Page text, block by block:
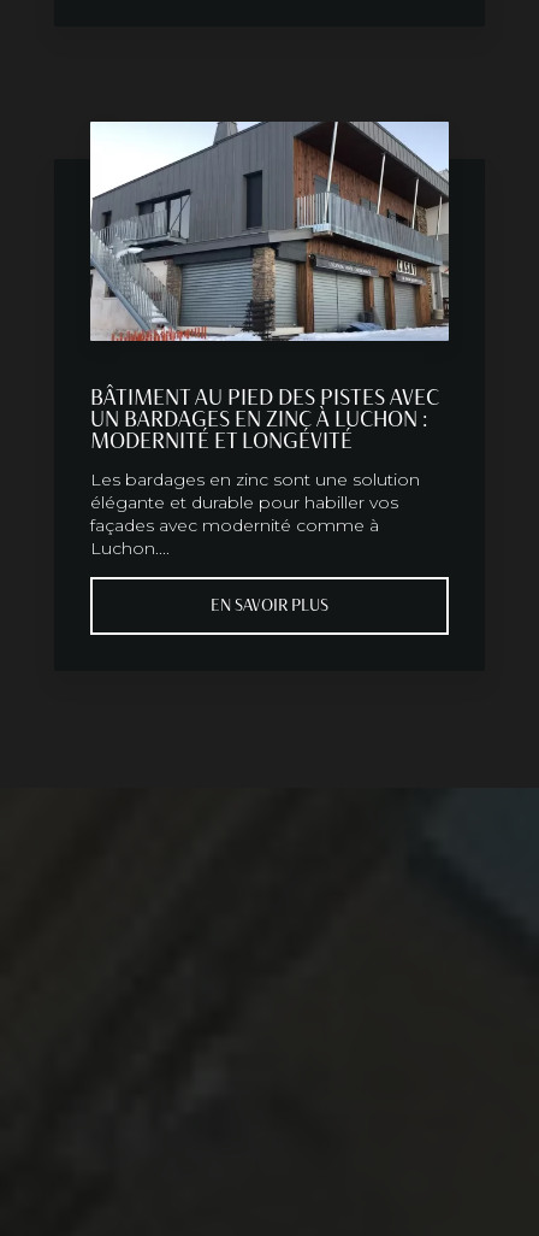
BÂTIMENT AU PIED DES PISTES AVEC
UN BARDAGES EN ZINC À LUCHON :
MODERNITÉ ET LONGÉVITÉ
Les bardages en zinc sont une solution
élégante et durable pour habiller vos
façades avec modernité comme à
Luchon....
EN SAVOIR PLUS